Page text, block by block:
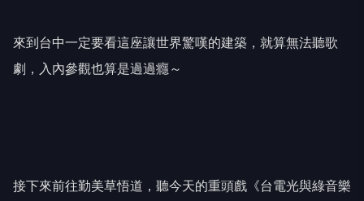
來到台中一定要看這座讓世界驚嘆的建築，就算無法聽歌
劇，入內參觀也算是過過癮～
接下來前往勤美草悟道，聽今天的重頭戲《台電光與綠音樂